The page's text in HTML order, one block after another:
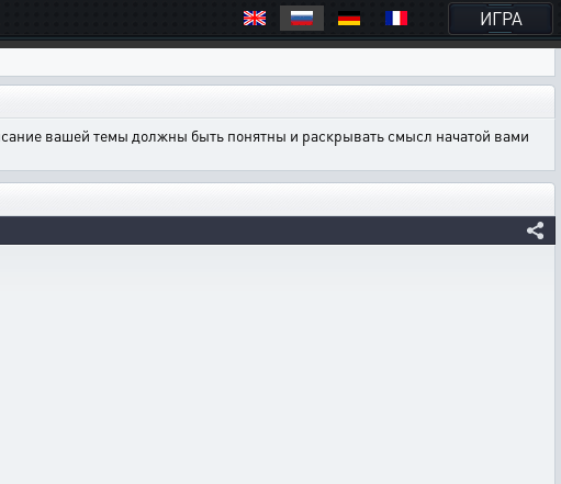
ИГРА
вашей темы должны быть понятны и раскрывать смысл начатой вами